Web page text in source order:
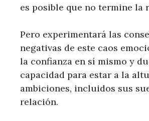
es posible que no termine la
Pero experimentará las
negativas de este caos
la confianza en sí mismo y
capacidad para estar a la
ambiciones, incluidos sus
relación.